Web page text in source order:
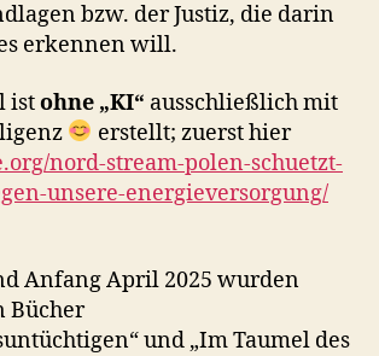
bzw. der Justiz, die darin
erkennen will.
istohne „KI“ ausschließlich mit
erstellt; zuerst hier
nord-stream-polen-schuetzt-
unsere-energieversorgung/
Anfang April 2025 wurden
Bücher
und „Im Taumel des